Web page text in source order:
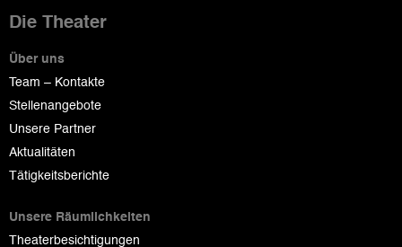
Die Theater
Über uns
Team – Kontakte
Stellenangebote
Unsere Partner
Aktualitäten
Tätigkeitsberichte
Unsere Räumlichkeiten
Theaterbesichtigungen